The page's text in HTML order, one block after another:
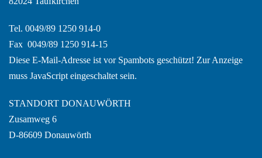
Tel. 0049/89 1250 914-0
Fax 0049/89 1250 914-15
Diese E-Mail-Adresse ist vor Spambots geschützt! Zur Anzeige
muss JavaScript eingeschaltet sein.
STANDORT DONAUWÖRTH
Zusamweg 6
D-86609 Donauwörth